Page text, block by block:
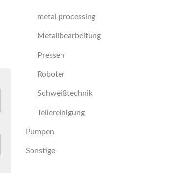
metal processing
Metallbearbeitung
Pressen
Roboter
Schweißtechnik
Teilereinigung
Pumpen
Sonstige